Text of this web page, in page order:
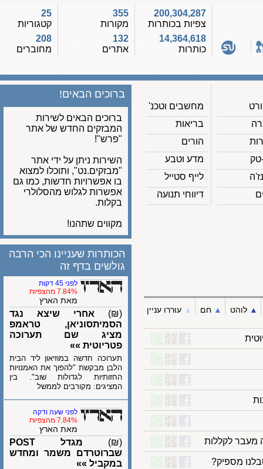
200,304,287
צפיות בכותרות
14,364,618
כותרות
355
מקורות
132
אתרים
קטגוריות
208
מחוברים
מחשבים וטכנ'
בריאות
הורים
מדע וטבע
לייף סטייל
דיווחי תנועה
ברוכים הבאים!
ברוכים הבאים לשירות
המבזקים החדש של אתר
"פרש"!
השירות ניתן על ידי אתר
"מבזקים.נט", ותוכלו למצוא
בו אפשרויות חדשות, כמו גם
אפשרות לגלוש מהסלולרי
בקלות.
מקווים שתהנו!
לוהט ▲︎ חם ▲︎ עוררו עניין
לקללות
מספיק?
הכותרות שעניינו הכי הרבה
גולשים בדף זה
לפני 45 דקות
7.84% מהצפיות
מאת הארץ
(₪)
אחרי שיצא נגד
הסמיתסוניאן, טראמפ
מציג שם תערוכה
פטריוטית »»
תערוכה חדשה במוזיאון ליד הבית
הלבן מבקשת "להפוך את האמנויות
החזותיות לגדולות שוב". בין
המציגים: מקורבים לממשל
לפני שעה ודקה
7.84% מהצפיות
מאת הארץ
(₪)
מגדל POST
שברוטרדם משמר ומחדש
במקביל »»